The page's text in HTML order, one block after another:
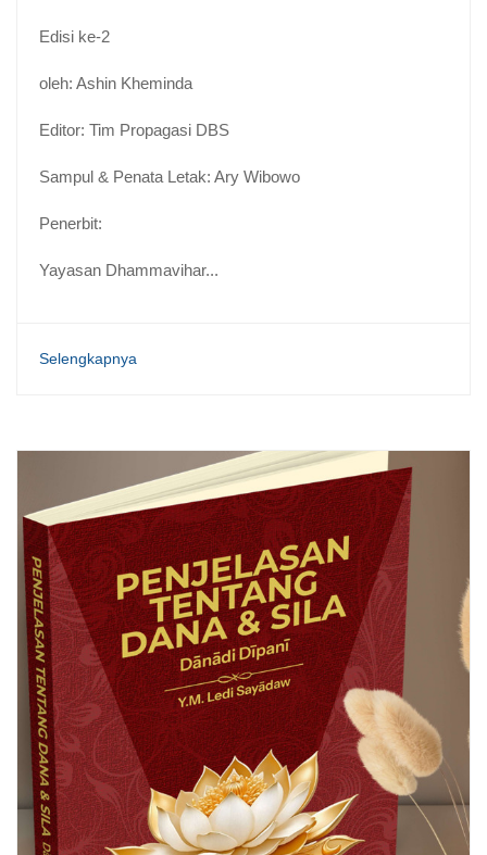
Edisi ke-2
oleh: Ashin Kheminda
Editor: Tim Propagasi DBS
Sampul & Penata Letak: Ary Wibowo
Penerbit:
Yayasan Dhammavihar...
Selengkapnya